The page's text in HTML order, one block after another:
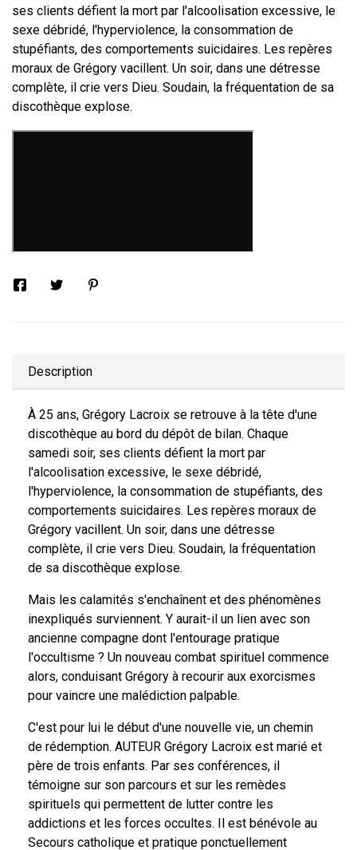
ses clients défient la mort par l'alcoolisation excessive, le
sexe débridé, l'hyperviolence, la consommation de
stupéfiants, des comportements suicidaires. Les repères
moraux de Grégory vacillent. Un soir, dans une détresse
complète, il crie vers Dieu. Soudain, la fréquentation de sa
discothèque explose.
Description
À 25 ans, Grégory Lacroix se retrouve à la tête d'une
discothèque au bord du dépôt de bilan. Chaque
samedi soir, ses clients défient la mort par
l'alcoolisation excessive, le sexe débridé,
l'hyperviolence, la consommation de stupéfiants, des
comportements suicidaires. Les repères moraux de
Grégory vacillent. Un soir, dans une détresse
complète, il crie vers Dieu. Soudain, la fréquentation
de sa discothèque explose.
Mais les calamités s'enchaînent et des phénomènes
inexpliqués surviennent. Y aurait-il un lien avec son
ancienne compagne dont l'entourage pratique
l'occultisme ? Un nouveau combat spirituel commence
alors, conduisant Grégory à recourir aux exorcismes
pour vaincre une malédiction palpable.
C'est pour lui le début d'une nouvelle vie, un chemin
de rédemption. AUTEUR Grégory Lacroix est marié et
père de trois enfants. Par ses conférences, il
témoigne sur son parcours et sur les remèdes
spirituels qui permettent de lutter contre les
addictions et les forces occultes. Il est bénévole au
Secours catholique et pratique ponctuellement